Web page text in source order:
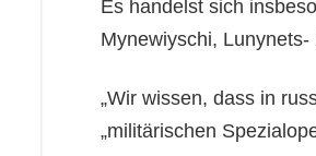
Es handelst sich
Mynewiyschi,
„Wir wissen, dass in
„militärischen